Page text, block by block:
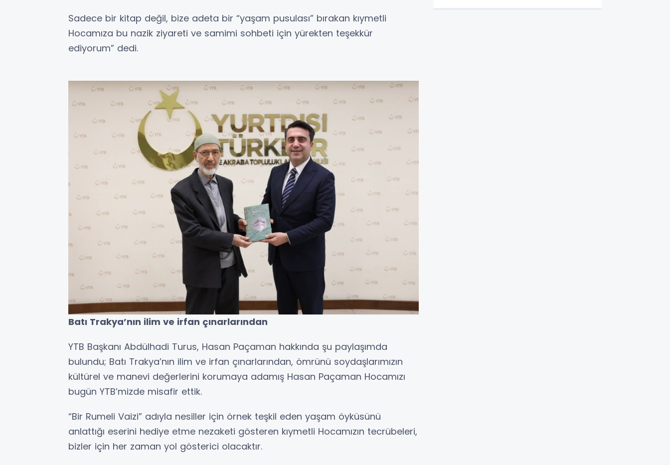
Sadece bir kitap değil, bize adeta bir “yaşam pusulası” bırakan kıymetli
Hocamıza bu nazik ziyareti ve samimi sohbeti için yürekten teşekkür
ediyorum” dedi.
Batı Trakya’nın ilim ve irfan çınarlarından
YTB Başkanı Abdülhadi Turus, Hasan Paçaman hakkında şu paylaşımda
bulundu; Batı Trakya’nın ilim ve irfan çınarlarından, ömrünü soydaşlarımızın
kültürel ve manevi değerlerini korumaya adamış Hasan Paçaman Hocamızı
bugün YTB’mizde misafir ettik.
“Bir Rumeli Vaizi” adıyla nesiller için örnek teşkil eden yaşam öyküsünü
anlattığı eserini hediye etme nezaketi gösteren kıymetli Hocamızın tecrübeleri,
bizler için her zaman yol gösterici olacaktır.